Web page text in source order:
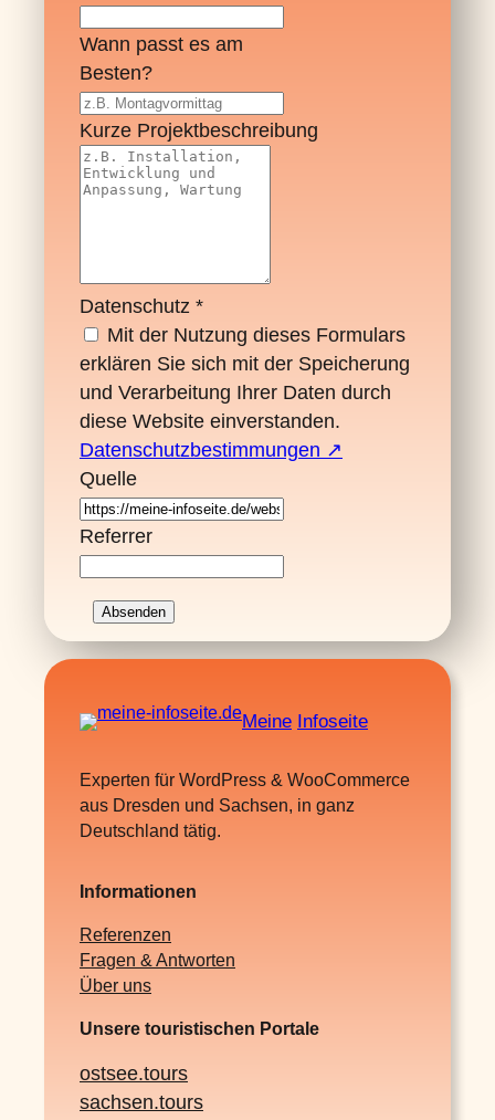
Wann passt es am
Besten?
Kurze Projektbeschreibung
Datenschutz *
Mit der Nutzung dieses Formulars
erklären Sie sich mit der Speicherung
und Verarbeitung Ihrer Daten durch
diese Website einverstanden.
Datenschutzbestimmungen ↗
Quelle
Referrer
Absenden
Meine Infoseite
Experten für WordPress & WooCommerce
aus Dresden und Sachsen, in ganz
Deutschland tätig.
Informationen
Referenzen
Fragen & Antworten
Über uns
Unsere touristischen Portale
ostsee.tours
sachsen.tours